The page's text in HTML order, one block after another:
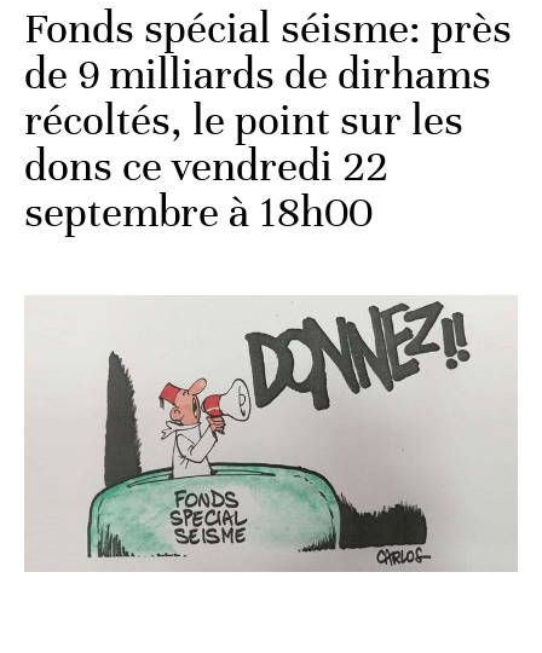
Fonds spécial séisme: près
de 9 milliards de dirhams
récoltés, le point sur les
dons ce vendredi 22
septembre à 18h00